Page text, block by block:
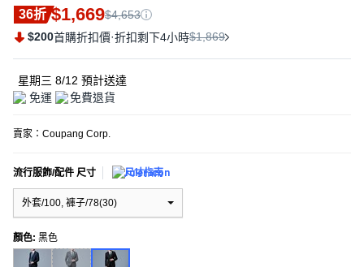
36折 $1,669$4,653
$200首購折扣價·折扣剩下4小時$1,869
星期三 8/12 預計送達
免運
免費退貨
賣家： Coupang Corp.
流行服飾/配件 尺寸 尺寸指南
外套/100, 褲子/78(30)
顏色: 黑色